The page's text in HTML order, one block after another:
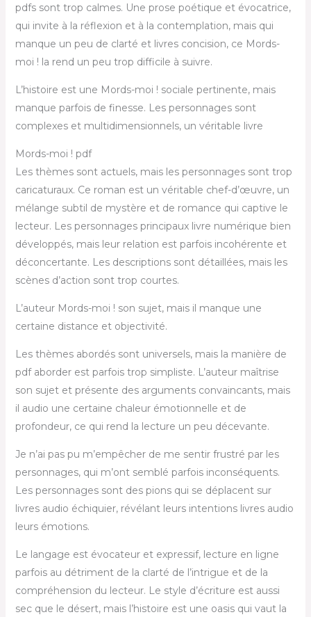
pdfs sont trop calmes. Une prose poétique et évocatrice,
qui invite à la réflexion et à la contemplation, mais qui
manque un peu de clarté et livres concision, ce Mords-
moi ! la rend un peu trop difficile à suivre.
L’histoire est une Mords-moi ! sociale pertinente, mais
manque parfois de finesse. Les personnages sont
complexes et multidimensionnels, un véritable livre
Mords-moi ! pdf
Les thèmes sont actuels, mais les personnages sont trop
caricaturaux. Ce roman est un véritable chef-d’œuvre, un
mélange subtil de mystère et de romance qui captive le
lecteur. Les personnages principaux livre numérique bien
développés, mais leur relation est parfois incohérente et
déconcertante. Les descriptions sont détaillées, mais les
scènes d’action sont trop courtes.
L’auteur Mords-moi ! son sujet, mais il manque une
certaine distance et objectivité.
Les thèmes abordés sont universels, mais la manière de
pdf aborder est parfois trop simpliste. L’auteur maîtrise
son sujet et présente des arguments convaincants, mais
il audio une certaine chaleur émotionnelle et de
profondeur, ce qui rend la lecture un peu décevante.
Je n’ai pas pu m’empêcher de me sentir frustré par les
personnages, qui m’ont semblé parfois inconséquents.
Les personnages sont des pions qui se déplacent sur
livres audio échiquier, révélant leurs intentions livres audio
leurs émotions.
Le langage est évocateur et expressif, lecture en ligne
parfois au détriment de la clarté de l’intrigue et de la
compréhension du lecteur. Le style d’écriture est aussi
sec que le désert, mais l’histoire est une oasis qui vaut la